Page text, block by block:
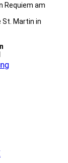
Requiem am
St. Martin in